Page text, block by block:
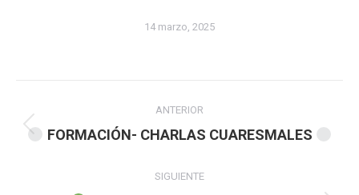
14 marzo, 2025
entre
ANTERIOR
Publicación
FORMACIÓN- CHARLAS CUARESMALES
SIGUIENTE